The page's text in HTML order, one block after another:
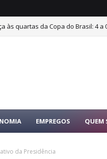
às quartas da Copa do Brasil: 4 a
EMPREGOS QUEM
da Presidência